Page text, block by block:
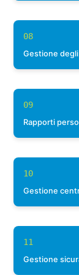
08
Gestione
09
Rapporti
10
Gestione
11
Gestione